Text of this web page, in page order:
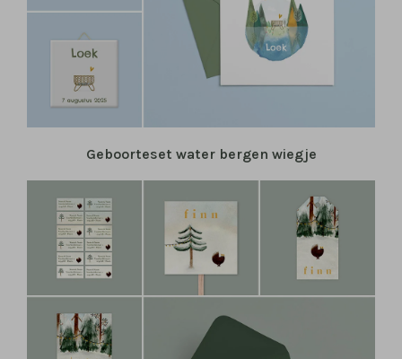
Geboorteset water bergen wiegje